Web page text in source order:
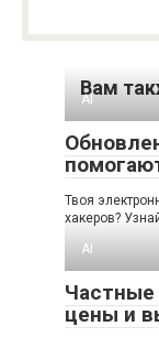
Вам
AI
Твоя
хакеров?
AI
цены и